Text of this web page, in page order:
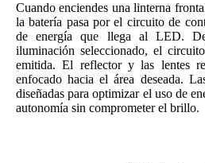
Cuando enciendes una linterna
la batería pasa por el circuito de
de energía que llega al LED.
iluminación seleccionado, el
emitida. El reflector y las lentes
enfocado hacia el área deseada.
diseñadas para optimizar el uso de
autonomía sin comprometer el brillo.